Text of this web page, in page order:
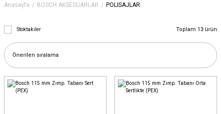
Anasayfa BOSCH AKSESUARLAR POLİSAJLAR
Stoktakiler Toplam 13 ürün